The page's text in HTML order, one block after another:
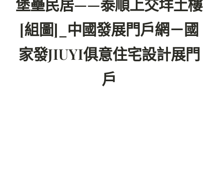
堡壘民居——泰順上交垟土樓
[組圖]_中國發展門戶網－國
家發JIUYI俱意住宅設計展門
戶